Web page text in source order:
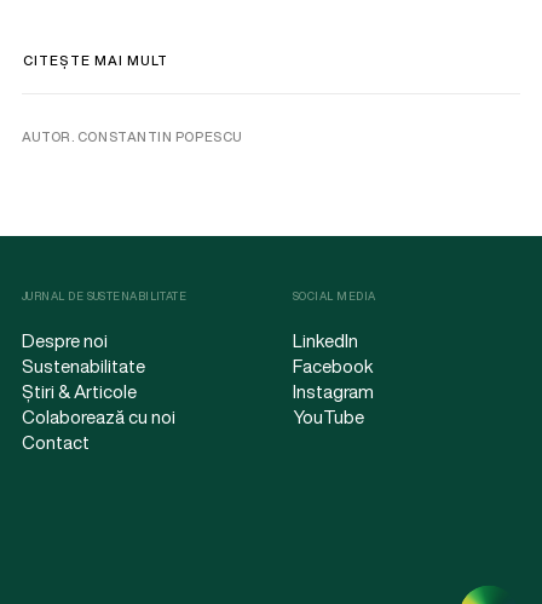
CITEȘTE MAI MULT
AUTOR. CONSTANTIN POPESCU
JURNAL DE SUSTENABILITATE
Despre noi
Sustenabilitate
Știri & Articole
Colaborează cu noi
Contact
SOCIAL MEDIA
LinkedIn
Facebook
Instagram
YouTube